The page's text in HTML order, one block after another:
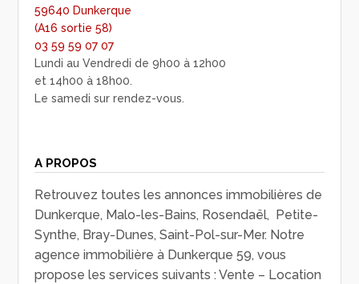
59640 Dunkerque
(A16 sortie 58)
03 59 59 07 07
Lundi au Vendredi de 9h00 à 12h00
et 14h00 à 18h00.
Le samedi sur rendez-vous.
A PROPOS
Retrouvez toutes les annonces immobilières de
Dunkerque, Malo-les-Bains, Rosendaël, Petite-
Synthe, Bray-Dunes, Saint-Pol-sur-Mer. Notre
agence immobilière à Dunkerque 59, vous
propose les services suivants : Vente – Location